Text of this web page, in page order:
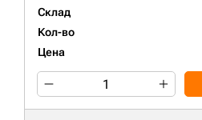
Склад
Кол-во
Цена